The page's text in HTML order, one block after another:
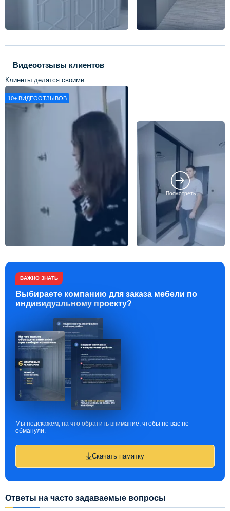
Видеоотзывы клиентов
Клиенты делятся своими
впечатлениями о нашей работе
10+ ВИДЕООТЗЫВОВ
Посмотреть
ВАЖНО ЗНАТЬ
Выбираете компанию для заказа мебели по
индивидуальному проекту?
Мы подскажем, на что обратить внимание, чтобы не вас не
обманули.
Скачать памятку
Ответы на часто задаваемые вопросы